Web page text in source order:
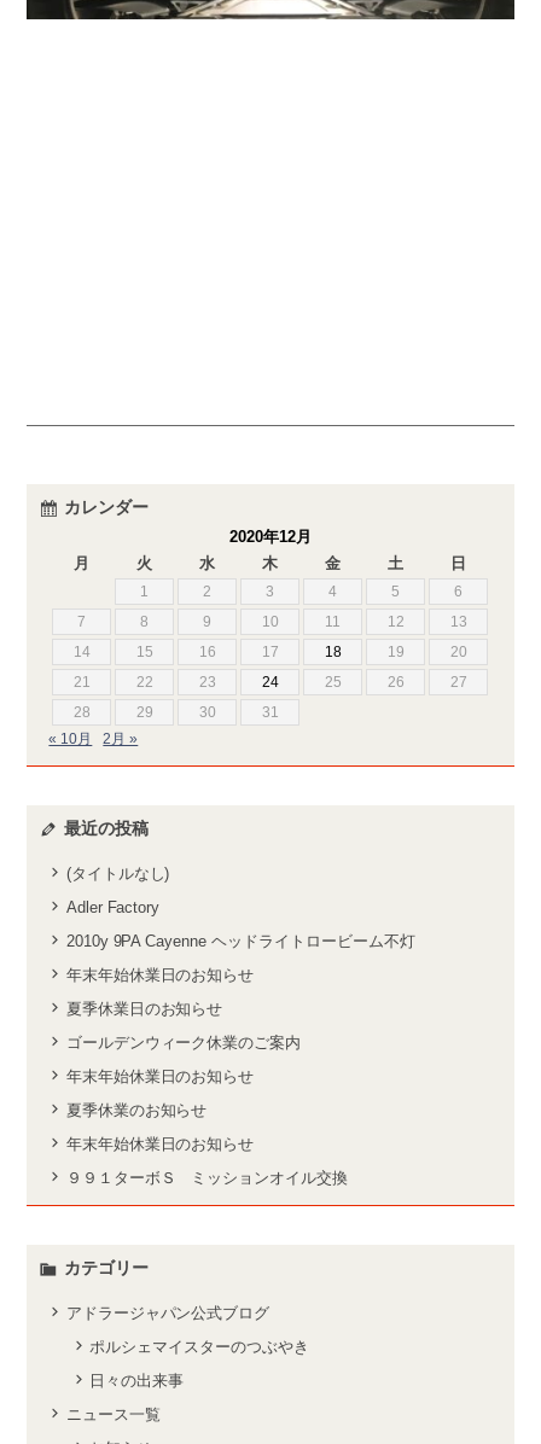
カレンダー
2020年12月
月
火 水 木 金 土 日
1 2 3 4 5
6
7
8 9 10 11 12
13
14
15 16 17 18 19
20
21
22 23 24 25 26
27
28
29 30
31
« 10月
2月 »
最近の投稿
(タイトルなし)
Adler Factory
2010y 9PA Cayenne ヘッドライトロービーム不灯
年末年始休業日のお知らせ
夏季休業日のお知らせ
ゴールデンウィーク休業のご案内
年末年始休業日のお知らせ
夏季休業のお知らせ
年末年始休業日のお知らせ
９９１ターボＳ ミッションオイル交換
カテゴリー
アドラージャパン公式ブログ
ポルシェマイスターのつぶやき
日々の出来事
ニュース一覧